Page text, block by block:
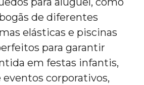
de diferentes
elásticas e piscinas
para garantir
em festas infantis,
eventos corporativos,